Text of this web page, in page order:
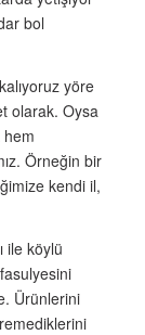
bol
yöre
olarak. Oysa
hem
Örneğin bir
kendi il,
ile köylü
Ürünlerini